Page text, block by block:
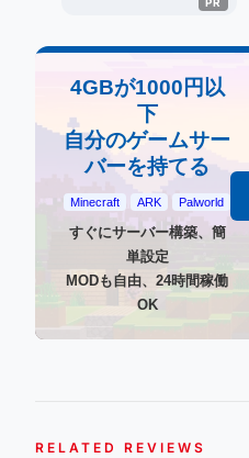
4GBが1000円以
下
自分のゲームサー
バーを持てる
Minecraft ARK Palworld
すぐにサーバー構築、簡
単設定
MODも自由、24時間稼働
OK
RELATED REVIEWS